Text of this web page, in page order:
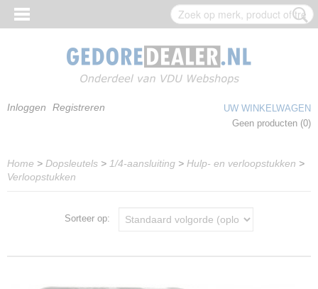
Inloggen Registreren
UW WINKELWAGEN
Geen producten (0)
Home > Dopsleutels > 1/4-aansluiting > Hulp- en verloopstukken >
Verloopstukken
Sorteer op: